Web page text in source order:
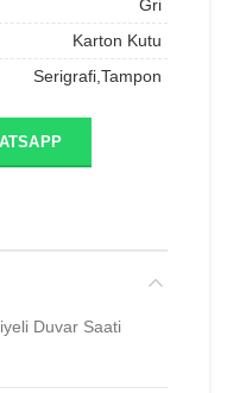
Gri
Karton Kutu
Serigrafi,Tampon
Duvar Saati